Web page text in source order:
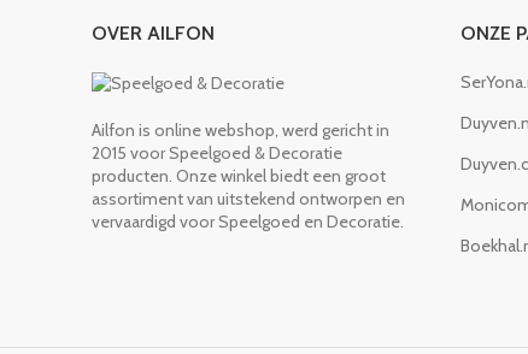
OVER AILFON
Ailfon is online webshop, werd gericht in
2015 voor Speelgoed & Decoratie
producten. Onze winkel biedt een groot
assortiment van uitstekend ontworpen en
vervaardigd voor Speelgoed en Decoratie.
ONZE